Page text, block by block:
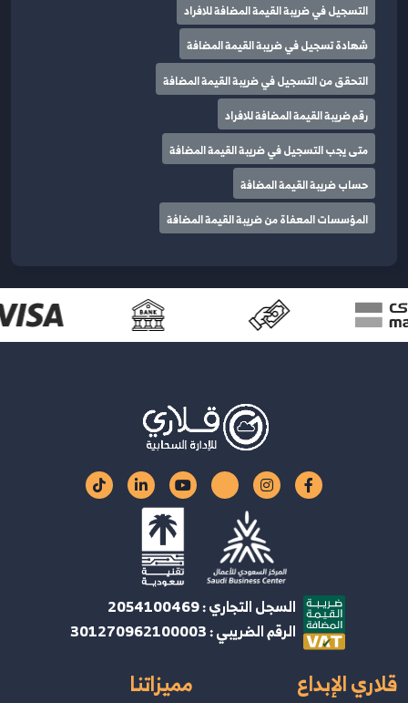
التسجيل في ضريبة القيمة المضافة للافراد
شهادة تسجيل في ضريبة القيمة المضافة
التحقق من التسجيل في ضريبة القيمة المضافة
رقم ضريبة القيمة المضافة للافراد
متى يجب التسجيل في ضريبة القيمة المضافة
حساب ضريبة القيمة المضافة
المؤسسات المعفاة من ضريبة القيمة المضافة
السجل التجاري : 2054100469
الرقم الضريبي : 301270962100003
قلاري الإبداع مميزاتنا